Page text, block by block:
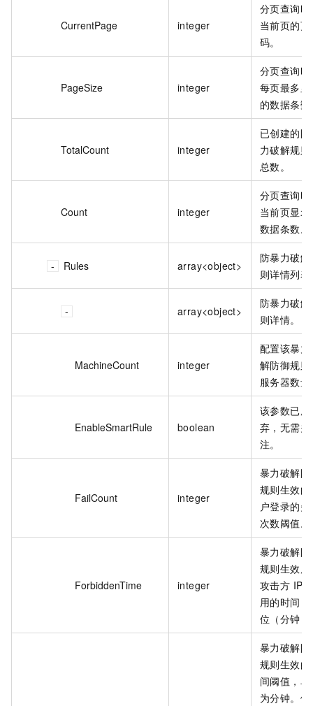
CurrentPage integer
分页查询时
当前页的页
码。
PageSize integer
分页查询时
每页最多显
的数据条数
TotalCount integer
已创建的防
力破解规则
总数。
Count integer
分页查询时
当前页显示
数据条数。
Rules array<object>
防暴力破解
则详情列表
array<object>
防暴力破解
则详情。
MachineCount integer
配置该暴力
解防御规则
服务器数量
EnableSmartRule boolean
该参数已废
弃，无需关
注。
FailCount integer
暴力破解防
规则生效的
户登录的失
次数阈值。
ForbiddenTime integer
暴力破解防
规则生效后
攻击方 IP
用的时间，
位（分钟）
暴力破解防
规则生效的
间阈值，单
为分钟。例